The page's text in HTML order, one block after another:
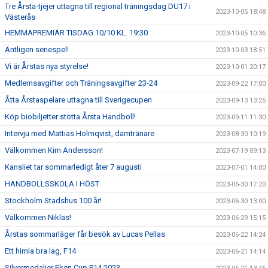
Tre Årsta-tjejer uttagna till regional träningsdag DU17 i
Västerås
2023-10-05 18:48
HEMMAPREMIÄR TISDAG 10/10 KL. 19:30 2023-10-05 10:36
Äntligen seriespel! 2023-10-03 18:51
Vi är Årstas nya styrelse! 2023-10-01 20:17
Medlemsavgifter och Träningsavgifter 23-24 2023-09-22 17:00
Åtta Årstaspelare uttagna till Sverigecupen 2023-09-13 13:25
Köp biobiljetter stötta Årsta Handboll! 2023-09-11 11:30
Intervju med Mattias Holmqvist, damtränare 2023-08-30 10:19
Välkommen Kim Andersson! 2023-07-19 09:13
Kansliet tar sommarledigt åter 7 augusti 2023-07-01 14:00
HANDBOLLSSKOLA I HÖST 2023-06-30 17:20
Stockholm Stadshus 100 år! 2023-06-30 13:00
Välkommen Niklas! 2023-06-29 15:15
Årstas sommarläger får besök av Lucas Pellas 2023-06-22 14:24
Ett himla bra lag, F14 2023-06-21 14:14